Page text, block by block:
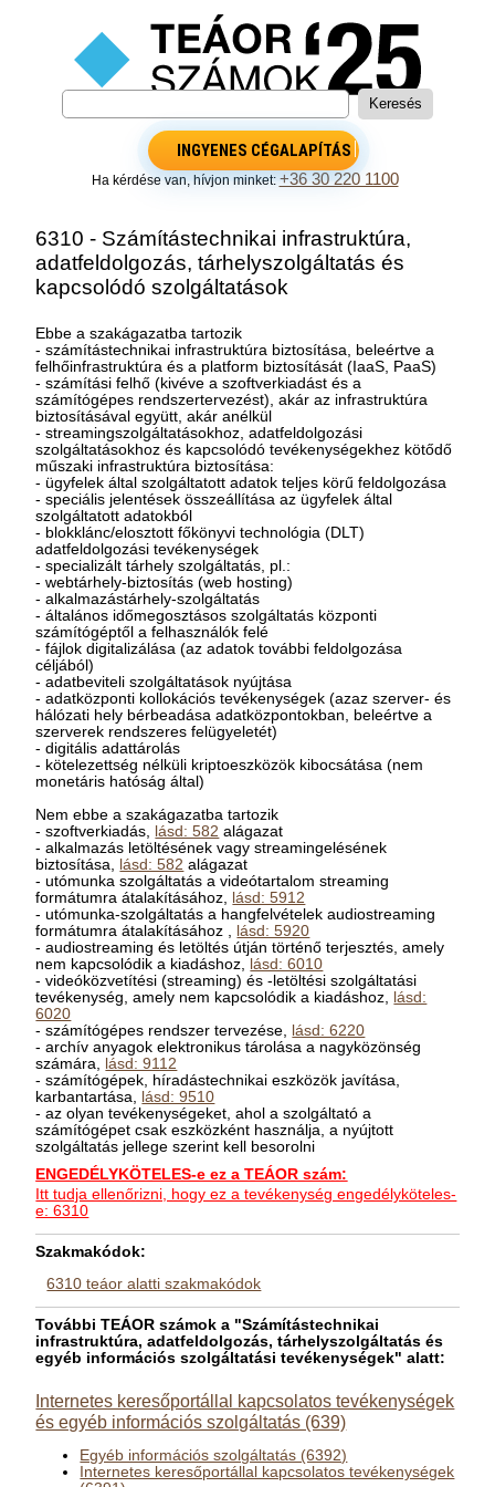
INGYENES CÉGALAPÍTÁS
Ha kérdése van, hívjon minket:+36 30 220 1100
6310 - Számítástechnikai infrastruktúra,
adatfeldolgozás, tárhelyszolgáltatás és
kapcsolódó szolgáltatások
Ebbe a szakágazatba tartozik
- számítástechnikai infrastruktúra biztosítása, beleértve a
felhőinfrastruktúra és a platform biztosítását (IaaS, PaaS)
- számítási felhő (kivéve a szoftverkiadást és a
számítógépes rendszertervezést), akár az infrastruktúra
biztosításával együtt, akár anélkül
- streamingszolgáltatásokhoz, adatfeldolgozási
szolgáltatásokhoz és kapcsolódó tevékenységekhez kötődő
műszaki infrastruktúra biztosítása:
- ügyfelek által szolgáltatott adatok teljes körű feldolgozása
- speciális jelentések összeállítása az ügyfelek által
szolgáltatott adatokból
- blokklánc/elosztott főkönyvi technológia (DLT)
adatfeldolgozási tevékenységek
- specializált tárhely szolgáltatás, pl.:
- webtárhely-biztosítás (web hosting)
- alkalmazástárhely-szolgáltatás
- általános időmegosztásos szolgáltatás központi
számítógéptől a felhasználók felé
- fájlok digitalizálása (az adatok további feldolgozása
céljából)
- adatbeviteli szolgáltatások nyújtása
- adatközponti kollokációs tevékenységek (azaz szerver- és
hálózati hely bérbeadása adatközpontokban, beleértve a
szerverek rendszeres felügyeletét)
- digitális adattárolás
- kötelezettség nélküli kriptoeszközök kibocsátása (nem
monetáris hatóság által)
Nem ebbe a szakágazatba tartozik
- szoftverkiadás, lásd: 582 alágazat
- alkalmazás letöltésének vagy streamingelésének
biztosítása, lásd: 582 alágazat
- utómunka szolgáltatás a videótartalom streaming
formátumra átalakításához, lásd: 5912
- utómunka-szolgáltatás a hangfelvételek audiostreaming
formátumra átalakításához , lásd: 5920
- audiostreaming és letöltés útján történő terjesztés, amely
nem kapcsolódik a kiadáshoz, lásd: 6010
- videóközvetítési (streaming) és -letöltési szolgáltatási
tevékenység, amely nem kapcsolódik a kiadáshoz, lásd:
6020
- számítógépes rendszer tervezése, lásd: 6220
- archív anyagok elektronikus tárolása a nagyközönség
számára, lásd: 9112
- számítógépek, híradástechnikai eszközök javítása,
karbantartása, lásd: 9510
- az olyan tevékenységeket, ahol a szolgáltató a
számítógépet csak eszközként használja, a nyújtott
szolgáltatás jellege szerint kell besorolni
ENGEDÉLYKÖTELES-e ez a TEÁOR szám:
Itt tudja ellenőrizni, hogy ez a tevékenység engedélyköteles-
e: 6310
Szakmakódok:
6310 teáor alatti szakmakódok
További TEÁOR számok a "Számítástechnikai
infrastruktúra, adatfeldolgozás, tárhelyszolgáltatás és
egyéb információs szolgáltatási tevékenységek" alatt:
Internetes keresőportállal kapcsolatos tevékenységek
és egyéb információs szolgáltatás (639)
Egyéb információs szolgáltatás (6392)
Internetes keresőportállal kapcsolatos tevékenységek